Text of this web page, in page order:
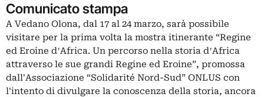
Comunicato stampa
A Vedano Olona, dal 17 al 24 marzo, sarà possibile
visitare per la prima volta la mostra itinerante “Regine
ed Eroine dʼAfrica. Un percorso nella storia dʼAfrica
attraverso le sue grandi Regine ed Eroine”, promossa
dall'Associazione “Solidarité Nord-Sud” ONLUS con
l'intento di divulgare la conoscenza della storia, ancora